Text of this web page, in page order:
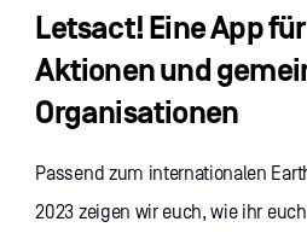
Letsact! Eine App
Aktionen und
Organisationen
Passend zum internationalen
2023 zeigen wir euch, wie ihr